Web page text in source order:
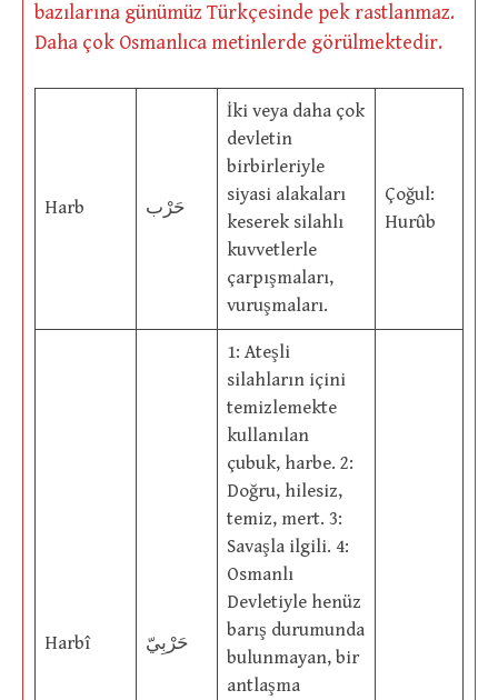
bazılarına günümüz Türkçesinde pek rastlanmaz.
Daha çok Osmanlıca metinlerde görülmektedir.
Harb حَرْب
İki veya daha çok
devletin
birbirleriyle
siyasi alakaları
keserek silahlı
kuvvetlerle
çarpışmaları,
vuruşmaları.
Çoğul:
Hurûb
Harbî حَرْبِيّ
1: Ateşli
silahların içini
temizlemekte
kullanılan
çubuk, harbe. 2:
Doğru, hilesiz,
temiz, mert. 3:
Savaşla ilgili. 4:
Osmanlı
Devletiyle henüz
barış durumunda
bulunmayan, bir
antlaşma